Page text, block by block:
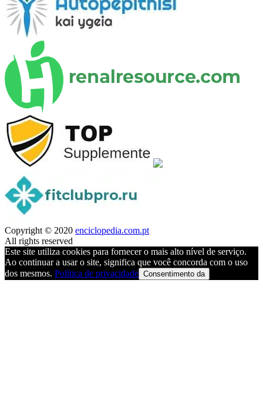
Copyright © 2020 enciclopedia.com.pt
All rights reserved
Este site utiliza cookies para fornecer o mais alto nível de serviço.
Ao continuar a usar o site, significa que você concorda com o uso
dos mesmos. Política de privacidade Consentimento da